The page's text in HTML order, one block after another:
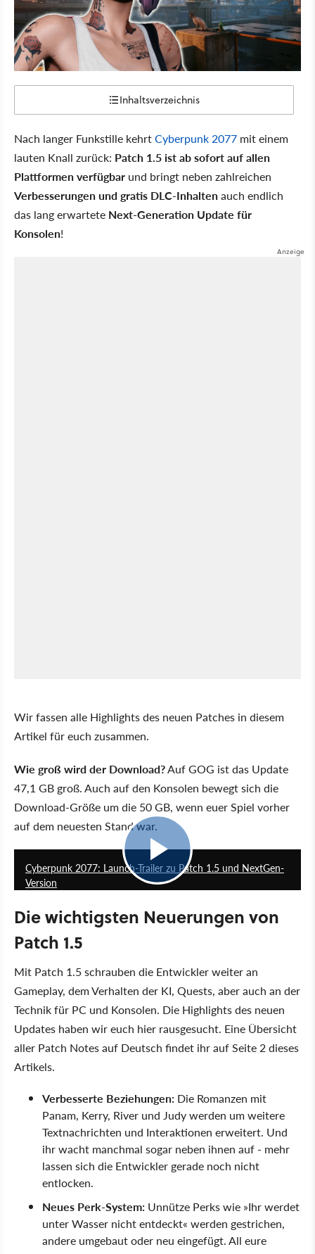
Inhaltsverzeichnis
Nach langer Funkstille kehrtCyberpunk 2077 mit einem
lauten Knall zurück: Patch 1.5 ist ab sofort auf allen
Plattformen verfügbar und bringt neben zahlreichen
Verbesserungen und gratis DLC-Inhaltenauch endlich
das lang erwartete Next-Generation Update für
Konsolen!
Wir fassen alle Highlights des neuen Patches in diesem
Artikel für euch zusammen.
Wie groß wird der Download?Auf GOG ist das Update
47,1 GB groß. Auch auf den Konsolen bewegt sich die
Download-Größe um die 50 GB, wenn euer Spiel vorher
auf dem neuesten Stand war.
Cyberpunk 2077: Launch-Trailer zu Patch 1.5 und NextGen-
Version
Die wichtigsten Neuerungen von
Patch 1.5
Mit Patch 1.5 schrauben die Entwickler weiter an
Gameplay, dem Verhalten der KI, Quests, aber auch an der
Technik für PC und Konsolen. Die Highlights des neuen
Updates haben wir euch hier rausgesucht. Eine Übersicht
aller Patch Notes auf Deutsch findet ihr auf Seite 2 dieses
Artikels.
Verbesserte Beziehungen: Die Romanzen mit
Panam, Kerry, River und Judy werden um weitere
Textnachrichten und Interaktionen erweitert. Und
ihr wacht manchmal sogar neben ihnen auf - mehr
lassen sich die Entwickler gerade noch nicht
entlocken.
Neues Perk-System: Unnütze Perks wie »Ihr werdet
unter Wasser nicht entdeckt« werden gestrichen,
andere umgebaut oder neu eingefügt. All eure